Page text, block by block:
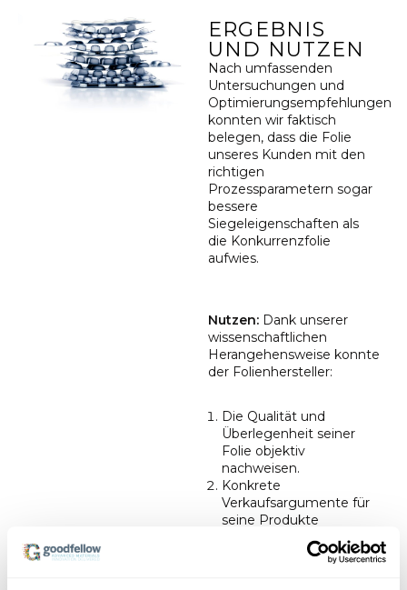
ERGEBNIS
UND NUTZEN
Nach umfassenden
Untersuchungen und
Optimierungsempfehlungen
konnten wir faktisch
belegen, dass die Folie
unseres Kunden mit den
richtigen
Prozessparametern sogar
bessere
Siegeleigenschaften als
die Konkurrenzfolie
aufwies.
Nutzen:Dank unserer
wissenschaftlichen
Herangehensweise konnte
der Folienhersteller:
Die Qualität und
Überlegenheit seiner
Folie objektiv
nachweisen.
Konkrete
Verkaufsargumente für
seine Produkte